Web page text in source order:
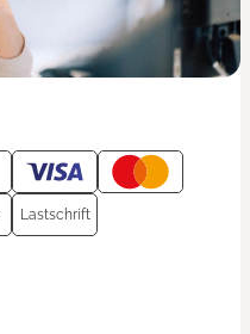
Lastschrift